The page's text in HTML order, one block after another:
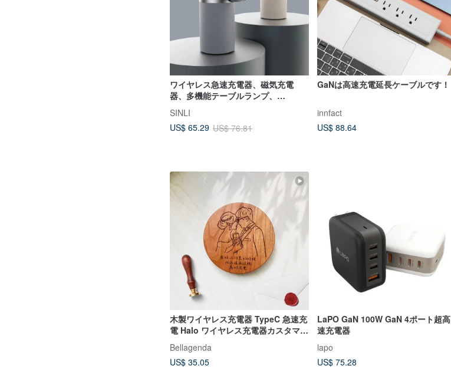
ワイヤレス急速充電器、磁気充電
器、多機能テーブルランプ、
Bluetooth スピーカー、携帯電話ホ
ルダー
SINLI
US$ 65.29 US$ 76.81
GaNは高速充電延長ケーブルです！
innfact
US$ 88.64
木製ワイヤレス充電器 TypeC 急速充
電 Halo ワイヤレス充電器カスタマイ
ズされたギフト
Bellagenda
US$ 35.05
LaPO GaN 100W GaN 4ポート超高
速充電器
lapo
US$ 75.28